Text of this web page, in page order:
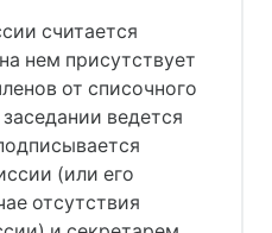
считается
нем присутствует
от списочного
ведется
(или его
отсутствия